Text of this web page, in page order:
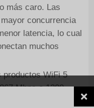
más caro. Las
concurrencia
latencia, lo cual
muchos
productos WiFi 5
Mbps o 1200